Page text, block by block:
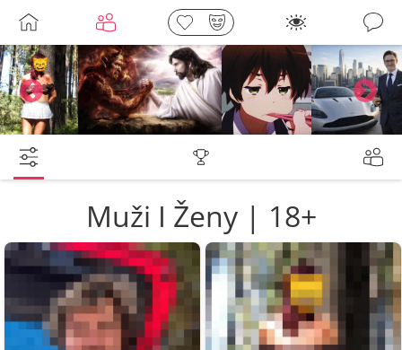
Leny Tentakovy
Muži I Ženy | 18+
Galerie